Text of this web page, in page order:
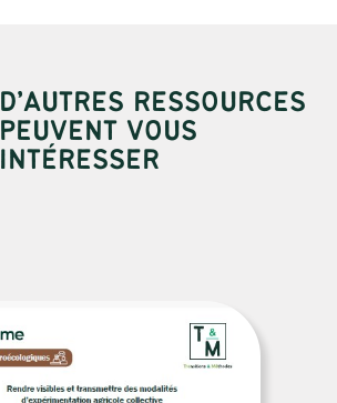
D’AUTRES RESSOURCES
PEUVENT VOUS
INTÉRESSER